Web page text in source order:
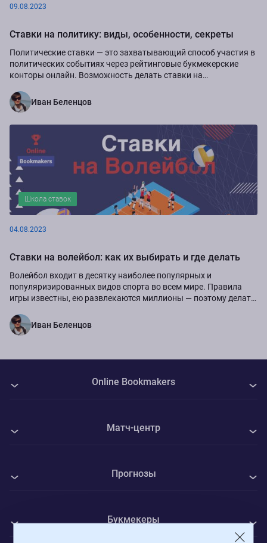
09.08.2023
Ставки на политику: виды, особенности, секреты
Политические ставки ― это захватывающий способ участия в
политических событиях через рейтинговые букмекерские
конторы онлайн. Возможность делать ставки на
Иван Беленцов
Школа ставок
04.08.2023
Ставки на волейбол: как их выбирать и где делать
Волейбол входит в десятку наиболее популярных и
популяризированных видов спорта во всем мире. Правила
игры известны, ею развлекаются миллионы ― поэтому делать
Иван Беленцов
Букмекеры
Прогнозы
Матч-центр
ФК Интер - Вадуц
Online Bookmakers
Контакты
Конфиденциальность